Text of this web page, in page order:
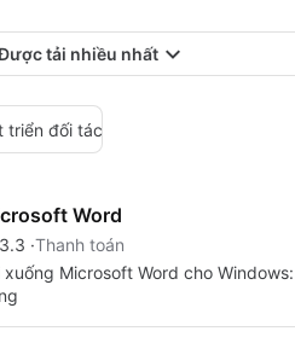
tải nhiều nhất
triển đối tác
Word
3.3 Thanh toán
xuống Microsoft Word cho